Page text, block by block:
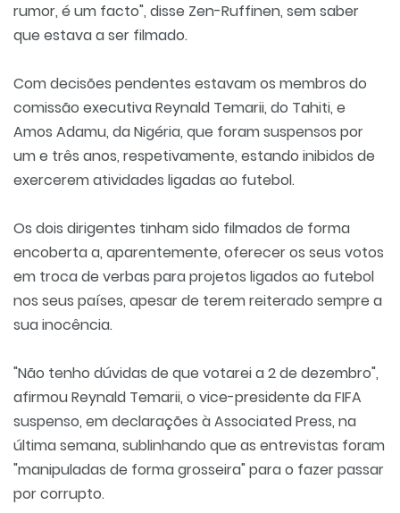
rumor, é um facto", disse Zen-Ruffinen, sem saber
que estava a ser filmado.
Com decisões pendentes estavam os membros do
comissão executiva Reynald Temarii, do Tahiti, e
Amos Adamu, da Nigéria, que foram suspensos por
um e três anos, respetivamente, estando inibidos de
exercerem atividades ligadas ao futebol.
Os dois dirigentes tinham sido filmados de forma
encoberta a, aparentemente, oferecer os seus votos
em troca de verbas para projetos ligados ao futebol
nos seus países, apesar de terem reiterado sempre a
sua inocência.
"Não tenho dúvidas de que votarei a 2 de dezembro",
afirmou Reynald Temarii, o vice-presidente da FIFA
suspenso, em declarações à Associated Press, na
última semana, sublinhando que as entrevistas foram
"manipuladas de forma grosseira" para o fazer passar
por corrupto.